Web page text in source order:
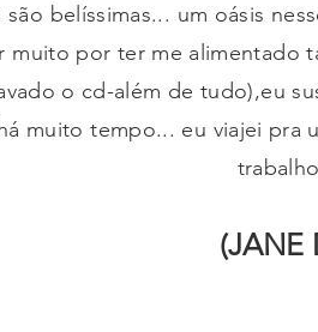
são belíssimas... um oásis
muito por ter me alimentado
o cd-além de tudo),eu
muito tempo... eu viajei pra
(JANE